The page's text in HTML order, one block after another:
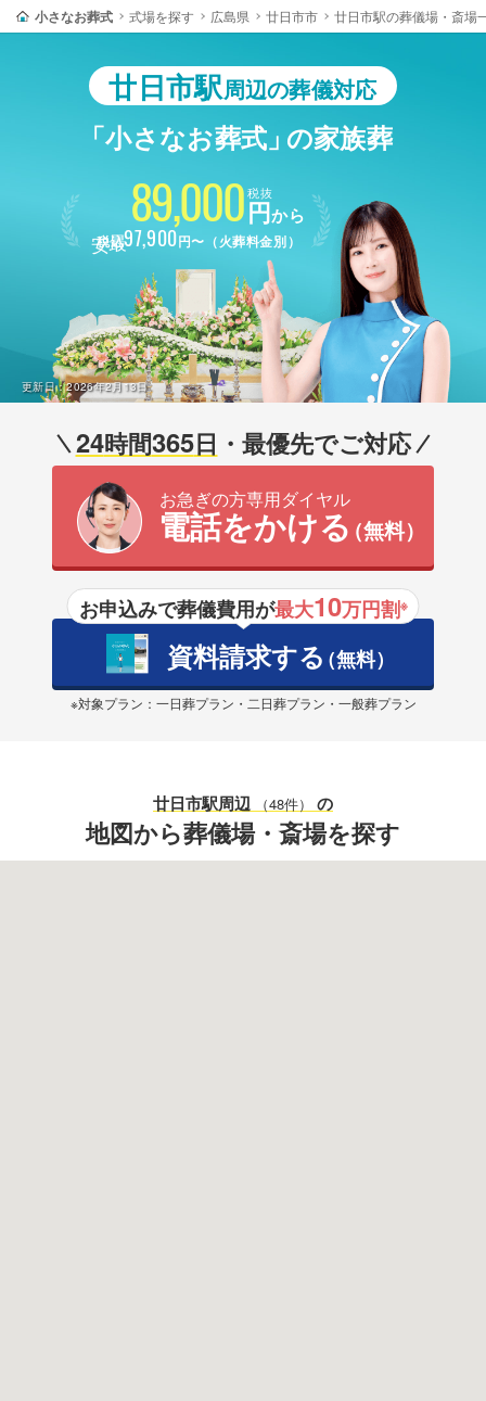
小さなお葬式 式場を探す 広島県 廿日市市 廿日市駅の葬儀場・斎場
廿日市駅周辺の葬儀対応
「小さなお葬式」の家族葬
更新日：2026年2月13日
89,000 税抜
円から
税込97,900円〜（火葬料金別）
24時間365日 ・最優先でご対応
お急ぎの方専用ダイヤル
電話をかける（無料）
お申込みで葬儀費用が最大10万円割※
資料請求する（無料）
※対象プラン：一日葬プラン・二日葬プラン・一般葬プラン
廿日市駅周辺 （48件） の
地図から葬儀場・斎場を探す